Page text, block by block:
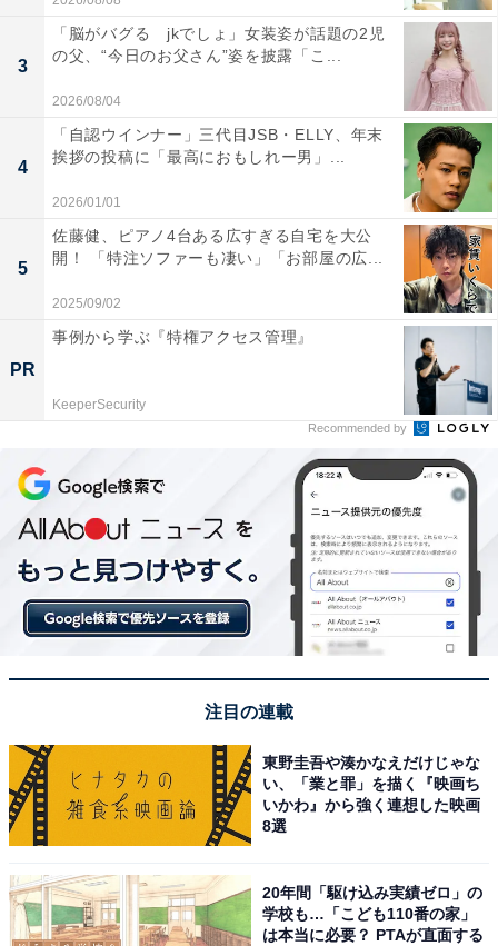
3
「脳がバグる jkでしょ」女装姿が話題の2児
の父、“今日のお父さん”姿を披露「こ...
2026/08/04
4
「自認ウインナー」三代目JSB・ELLY、年末
挨拶の投稿に「最高におもしれー男」...
2026/01/01
5
佐藤健、ピアノ4台ある広すぎる自宅を大公
開！ 「特注ソファーも凄い」「お部屋の広...
2025/09/02
PR
事例から学ぶ『特権アクセス管理』
KeeperSecurity
Recommended by
注目の連載
東野圭吾や湊かなえだけじゃな
い、「業と罪」を描く『映画ち
いかわ』から強く連想した映画
8選
20年間「駆け込み実績ゼロ」の
学校も…「こども110番の家」
は本当に必要？ PTAが直面する